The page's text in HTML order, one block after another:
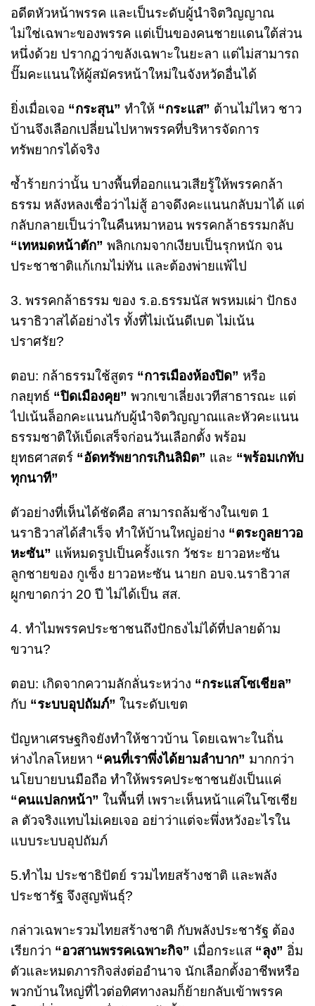
อดีตหัวหน้าพรรค และเป็นระดับผู้นำจิตวิญญาณ
ไม่ใช่เฉพาะของพรรค แต่เป็นของคนชายแดนใต้ส่วน
หนึ่งด้วย ปรากฏว่าขลังเฉพาะในยะลา แต่ไม่สามารถ
ปั๊มคะแนนให้ผู้สมัครหน้าใหม่ในจังหวัดอื่นได้
ยิ่งเมื่อเจอ “กระสุน” ทำให้ “กระแส” ต้านไม่ไหว ชาว
บ้านจึงเลือกเปลี่ยนไปหาพรรคที่บริหารจัดการ
ทรัพยากรได้จริง
ซ้ำร้ายกว่านั้น บางพื้นที่ออกแนวเสียรู้ให้พรรคกล้า
ธรรม หลังหลงเชื่อว่าไม่สู้ อาจดึงคะแนนกลับมาได้ แต่
กลับกลายเป็นว่าในคืนหมาหอน พรรคกล้าธรรมกลับ
“เทหมดหน้าตัก” พลิกเกมจากเงียบเป็นรุกหนัก จน
ประชาชาติแก้เกมไม่ทัน และต้องพ่ายแพ้ไป
3. พรรคกล้าธรรม ของ ร.อ.ธรรมนัส พรหมเผ่า ปักธง
นราธิวาสได้อย่างไร ทั้งที่ไม่เน้นดีเบต ไม่เน้น
ปราศรัย?
ตอบ: กล้าธรรมใช้สูตร “การเมืองห้องปิด” หรือ
กลยุทธ์ “ปิดเมืองคุย” พวกเขาเลี่ยงเวทีสาธารณะ แต่
ไปเน้นล็อกคะแนนกับผู้นำจิตวิญญาณและหัวคะแนน
ธรรมชาติให้เบ็ดเสร็จก่อนวันเลือกตั้ง พร้อม
ยุทธศาสตร์ “อัดทรัพยากรเกินลิมิต” และ “พร้อมเกทับ
ทุกนาที”
ตัวอย่างที่เห็นได้ชัดคือ สามารถล้มช้างในเขต 1
นราธิวาสได้สำเร็จ ทำให้บ้านใหญ่อย่าง “ตระกูลยาวอ
หะซัน” แพ้หมดรูปเป็นครั้งแรก วัชระ ยาวอหะซัน
ลูกชายของ กูเซ็ง ยาวอหะซัน นายก อบจ.นราธิวาส
ผูกขาดกว่า 20 ปี ไม่ได้เป็น สส.
4. ทำไมพรรคประชาชนถึงปักธงไม่ได้ที่ปลายด้าม
ขวาน?
ตอบ: เกิดจากความลักลั่นระหว่าง “กระแสโซเชียล”
กับ “ระบบอุปถัมภ์” ในระดับเขต
ปัญหาเศรษฐกิจยังทำให้ชาวบ้าน โดยเฉพาะในถิ่น
ห่างไกลโหยหา “คนที่เราพึ่งได้ยามลำบาก” มากกว่า
นโยบายบนมือถือ ทำให้พรรคประชาชนยังเป็นแค่
“คนแปลกหน้า” ในพื้นที่ เพราะเห็นหน้าแค่ในโซเชีย
ล ตัวจริงแทบไม่เคยเจอ อย่าว่าแต่จะพึ่งหวังอะไรใน
แบบระบบอุปถัมภ์
5.ทำไม ประชาธิปัตย์ รวมไทยสร้างชาติ และพลัง
ประชารัฐ จึงสูญพันธุ์?
กล่าวเฉพาะรวมไทยสร้างชาติ กับพลังประชารัฐ ต้อง
เรียกว่า “อวสานพรรคเฉพาะกิจ” เมื่อกระแส “ลุง” อิ่ม
ตัวและหมดภารกิจส่งต่ออำนาจ นักเลือกตั้งอาชีพหรือ
พวกบ้านใหญ่ที่ไวต่อทิศทางลมก็ย้ายกลับเข้าพรรค